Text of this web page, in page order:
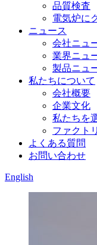
品質検査
電気炉に
ニュース
会社ニュ
業界ニュ
製品ニュ
私たちについて
会社概要
企業文化
私たちを
ファクト
よくある質問
お問い合わせ
English